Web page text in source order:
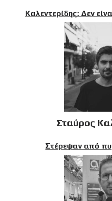
Καλεντερίδης: Δεν
Σταύρος
Στέρεψαν από